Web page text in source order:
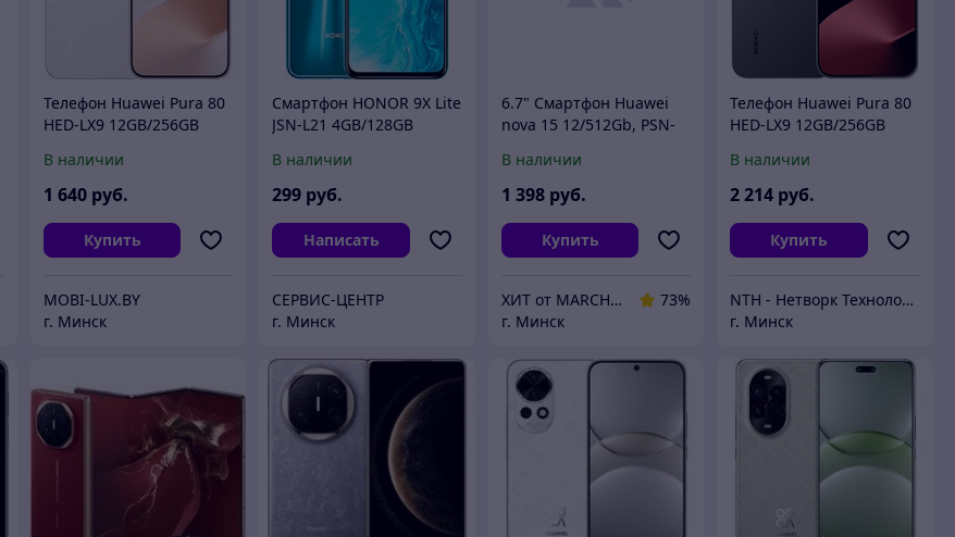
Телефон Huawei Pura 80
HED-LX9 12GB/256GB
В наличии
1 640 руб.
Купить
MOBI-LUX.BY
г. Минск
Смартфон HONOR 9X Lite
JSN-L21 4GB/128GB
В наличии
299 руб.
Написать
СЕРВИС-ЦЕНТР
г. Минск
6.7" Смартфон Huawei
nova 15 12/512Gb, PSN-
6000мAч, черный
В наличии
1 398 руб.
Купить
ХИТ от MARCHENKO
73%
г. Минск
Телефон Huawei Pura 80
HED-LX9 12GB/256GB
В наличии
2 214 руб.
Купить
NTH - Нетворк Технолоджи
г. Минск